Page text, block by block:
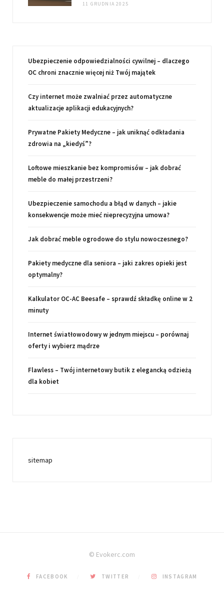
11 GRUDNIA 2025
Ubezpieczenie odpowiedzialności cywilnej – dlaczego
OC chroni znacznie więcej niż Twój majątek
Czy internet może zwalniać przez automatyczne
aktualizacje aplikacji edukacyjnych?
Prywatne Pakiety Medyczne – jak uniknąć odkładania
zdrowia na „kiedyś”?
Loftowe mieszkanie bez kompromisów – jak dobrać
meble do małej przestrzeni?
Ubezpieczenie samochodu a błąd w danych – jakie
konsekwencje może mieć nieprecyzyjna umowa?
Jak dobrać meble ogrodowe do stylu nowoczesnego?
Pakiety medyczne dla seniora – jaki zakres opieki jest
optymalny?
Kalkulator OC-AC Beesafe – sprawdź składkę online w 2
minuty
Internet światłowodowy w jednym miejscu – porównaj
oferty i wybierz mądrze
Flawless – Twój internetowy butik z elegancką odzieżą
dla kobiet
sitemap
© Evokerc.com
FACEBOOK TWITTER INSTAGRAM